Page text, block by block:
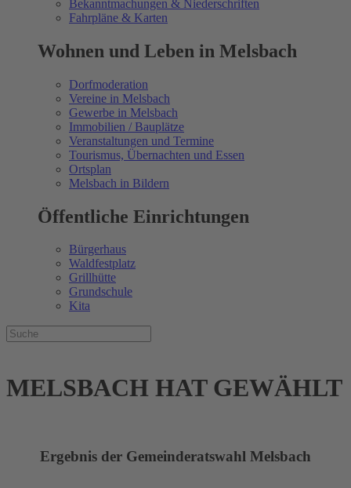
Bekanntmachungen & Niederschriften
Fahrpläne & Karten
Wohnen und Leben in Melsbach
Dorfmoderation
Vereine in Melsbach
Gewerbe in Melsbach
Immobilien / Bauplätze
Veranstaltungen und Termine
Tourismus, Übernachten und Essen
Ortsplan
Melsbach in Bildern
Öffentliche Einrichtungen
Bürgerhaus
Waldfestplatz
Grillhütte
Grundschule
Kita
MELSBACH HAT GEWÄHLT
Ergebnis der Gemeinderatswahl Melsbach